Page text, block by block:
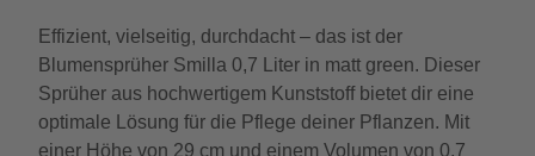
Effizient, vielseitig, durchdacht – das ist der
Blumensprüher Smilla 0,7 Liter in matt green. Dieser
Sprüher aus hochwertigem Kunststoff bietet dir eine
optimale Lösung für die Pflege deiner Pflanzen. Mit
einer Höhe von 29 cm und einem Volumen von 0,7